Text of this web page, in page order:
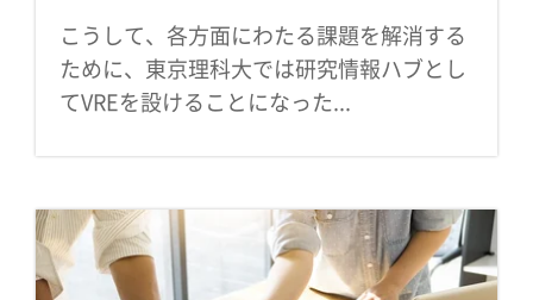
こうして、各方面にわたる課題を解消する
ために、東京理科大では研究情報ハブとし
てVREを設けることになった...